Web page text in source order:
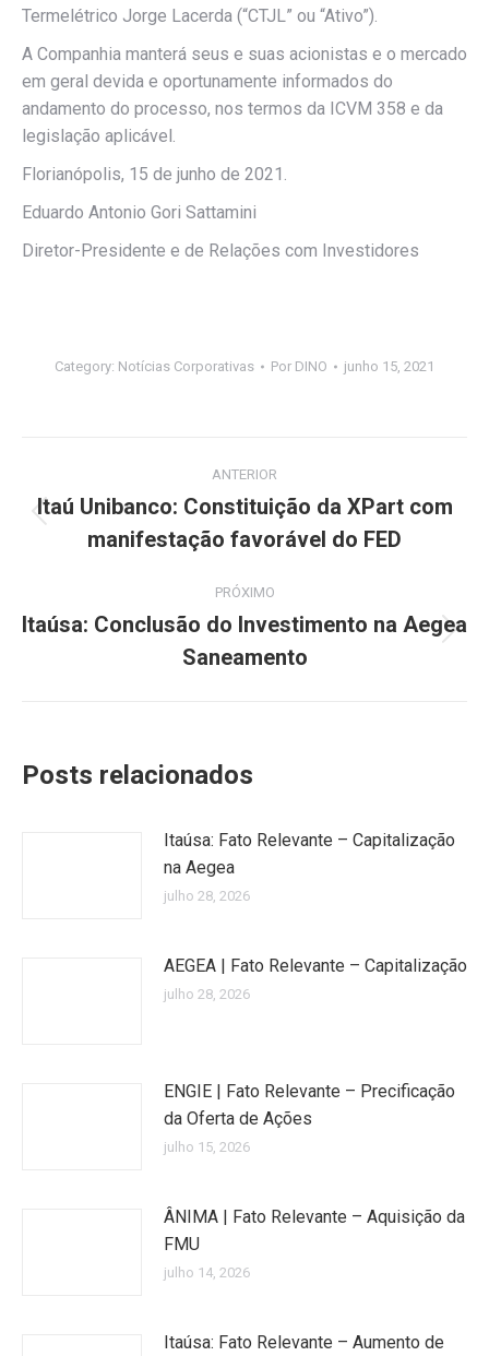
Termelétrico Jorge Lacerda (“CTJL” ou “Ativo”).
A Companhia manterá seus e suas acionistas e o mercado
em geral devida e oportunamente informados do
andamento do processo, nos termos da ICVM 358 e da
legislação aplicável.
Florianópolis, 15 de junho de 2021.
Eduardo Antonio Gori Sattamini
Diretor-Presidente e de Relações com Investidores
Category: Notícias Corporativas Por DINO junho 15, 2021
de
post:
ANTERIOR
Post
anterior:
Itaú Unibanco: Constituição da XPart com
manifestação favorável do FED
PRÓXIMO
post:
Itaúsa: Conclusão do Investimento na Aegea
Saneamento
Posts relacionados
Itaúsa: Fato Relevante – Capitalização
na Aegea
julho 28, 2026
AEGEA | Fato Relevante – Capitalização
julho 28, 2026
ENGIE | Fato Relevante – Precificação
da Oferta de Ações
julho 15, 2026
ÂNIMA | Fato Relevante – Aquisição da
FMU
julho 14, 2026
Itaúsa: Fato Relevante – Aumento de